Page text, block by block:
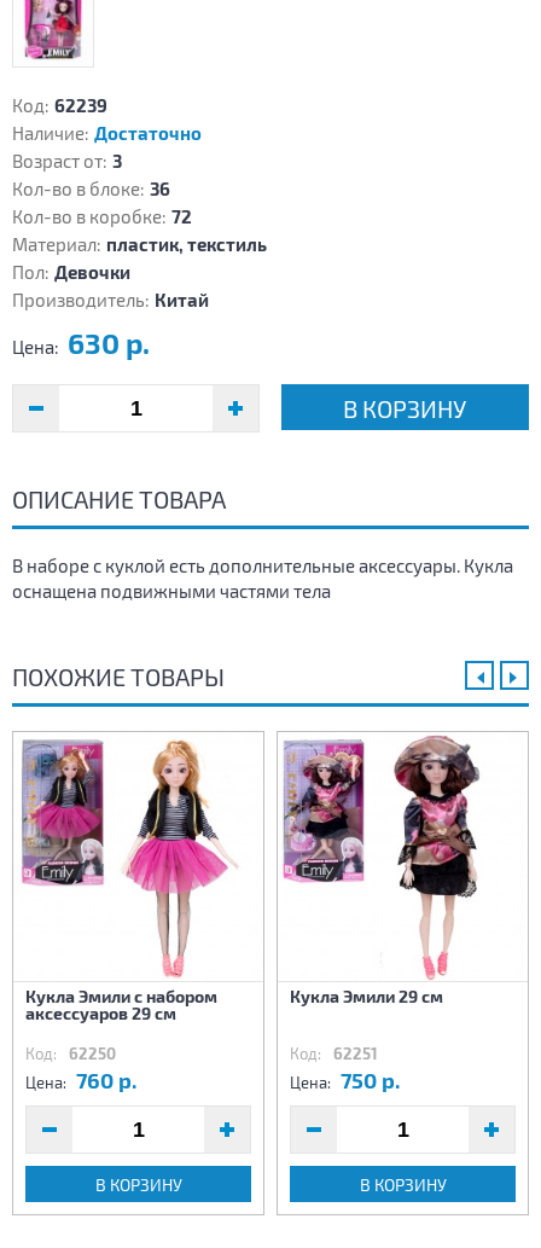
Код: 62239
Наличие: Достаточно
Возраст от: 3
Кол-во в блоке: 36
Кол-во в коробке: 72
Материал: пластик, текстиль
Пол: Девочки
Производитель: Китай
Цена: 630 р.
В КОРЗИНУ
ОПИСАНИЕ ТОВАРА
В наборе с куклой есть дополнительные аксессуары. Кукла
оснащена подвижными частями тела
ПОХОЖИЕ ТОВАРЫ
Кукла Эмили с набором
аксессуаров 29 см
Код: 62250
Цена: 760 р.
В КОРЗИНУ
Кукла Эмили 29 см
Код: 62251
Цена: 750 р.
В КОРЗИНУ